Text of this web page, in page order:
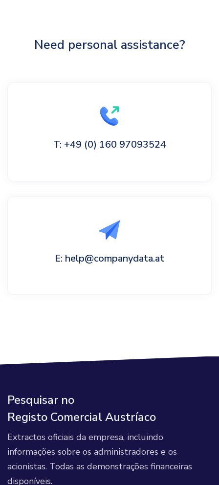
Need personal assistance?
T: +49 (0) 160 97093524
E: help@companydata.at
Pesquisar no
Registo Comercial Austríaco
Extractos oficiais da empresa, incluindo
informações sobre os administradores e os
acionistas. Todas as demonstrações financeiras
disponíveis.